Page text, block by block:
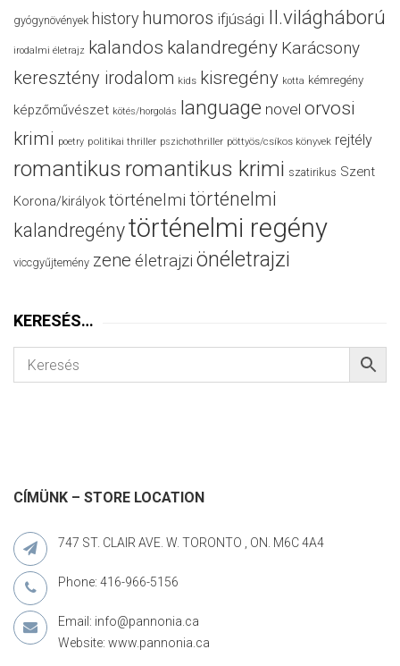
gyógynövények history humoros ifjúsági II.világháború
irodalmi életrajz kalandos kalandregény Karácsony
keresztény irodalom kids kisregény kotta kémregény
képzőművészet kötés/horgolás language novel orvosi
krimi poetry politikai thriller pszichothriller pöttyös/csíkos könyvek rejtély
romantikus romantikus krimi szatirikus Szent
Korona/királyok történelmi történelmi
kalandregénytörténelmi regény
viccgyűjtemény zene életrajzi önéletrajzi
KERESÉS…
CÍMÜNK – STORE LOCATION
747 ST. CLAIR AVE. W. TORONTO , ON. M6C 4A4
Phone: 416-966-5156
Email: info@pannonia.ca
Website: www.pannonia.ca